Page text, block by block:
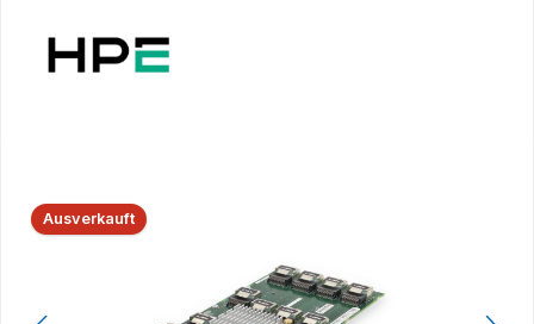
Bildergalerie überspringen
Ausverkauft